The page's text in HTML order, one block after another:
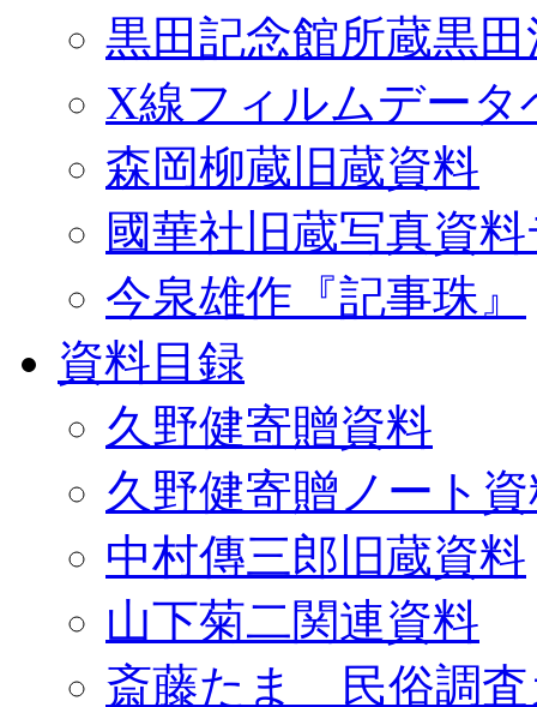
黒田記念館所蔵黒
X線フィルムデータ
森岡柳蔵旧蔵資料
國華社旧蔵写真資
今泉雄作『記事珠』
資料目録
久野健寄贈資料
久野健寄贈ノート
中村傳三郎旧蔵資料
山下菊二関連資料
斎藤たま 民俗調査